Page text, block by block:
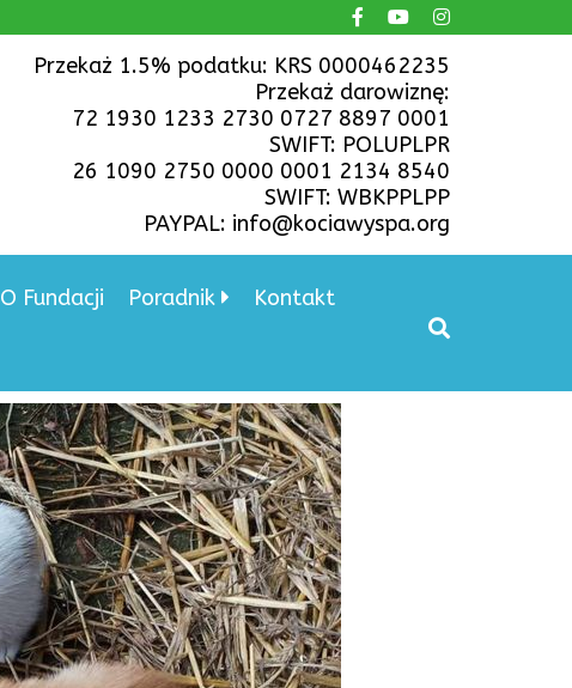
Przekaż 1.5% podatku: KRS 0000462235
Przekaż darowiznę:
72 1930 1233 2730 0727 8897 0001
SWIFT: POLUPLPR
26 1090 2750 0000 0001 2134 8540
SWIFT: WBKPPLPP
PAYPAL: info@kociawyspa.org
O Fundacji Poradnik Kontakt